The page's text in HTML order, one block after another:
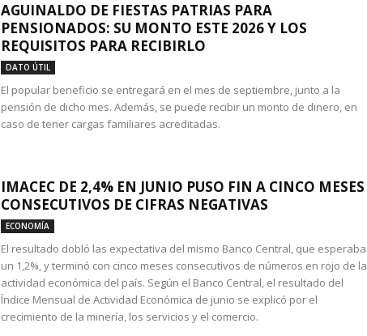
AGUINALDO DE FIESTAS PATRIAS PARA
PENSIONADOS: SU MONTO ESTE 2026 Y LOS
REQUISITOS PARA RECIBIRLO
DATO ÚTIL
El popular beneficio se entregará en el mes de septiembre, junto a la
pensión de dicho mes. Además, se puede recibir un monto de dinero, en
caso de tener cargas familiares acreditadas.
IMACEC DE 2,4% EN JUNIO PUSO FIN A CINCO MESES
CONSECUTIVOS DE CIFRAS NEGATIVAS
ECONOMÍA
El resultado dobló las expectativa del mismo Banco Central, que esperaba
un 1,2%, y terminó con cinco meses consecutivos de números en rojo de la
actividad económica del país. Según el Banco Central, el resultado del
Índice Mensual de Actividad Económica de junio se explicó por el
crecimiento de la minería, los servicios y el comercio.